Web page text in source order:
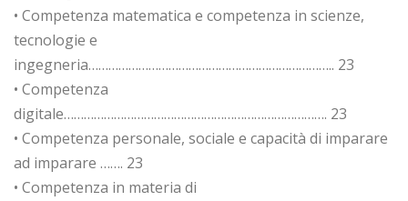
• Competenza matematica e competenza in scienze,
tecnologie e
ingegneria……………………………………………………………….. 23
• Competenza
digitale……………………………………………………………………. 23
• Competenza personale, sociale e capacità di imparare
ad imparare ……. 23
• Competenza in materia di